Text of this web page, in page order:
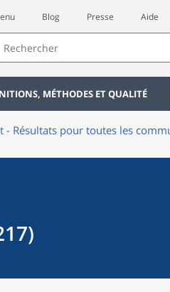
Blog Presse Aide
MÉTHODES ET QUALITÉ
- Résultats pour toutes les